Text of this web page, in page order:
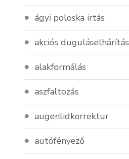
ágyi poloska irtás
akciós duguláselhárítás
alakformálás
aszfaltozás
augenlidkorrektur
autófényező